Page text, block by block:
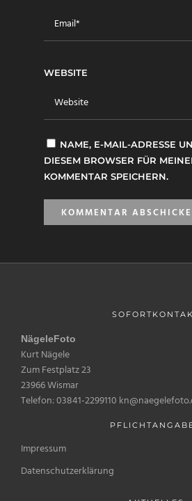
WEBSITE
NAME, E-MAIL-ADRESSE
DIESEM BROWSER FÜR
KOMMENTAR SPEICHERN.
NägeleFoto
Kurt Nägele
Zum Festplatz 23
23966 Wismar
Telefon: 03841-2299110
Impressum
Datenschutzerklärung